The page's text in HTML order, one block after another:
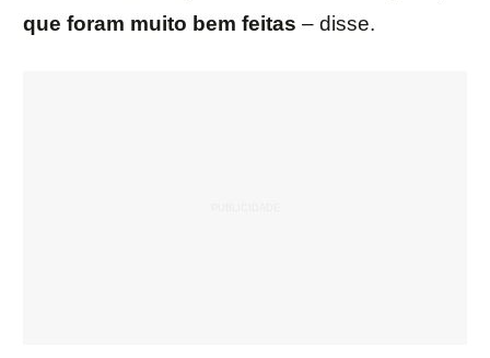
que foram muito bem feitas – disse.